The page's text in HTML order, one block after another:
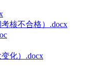
核不合格）.docx
化）.docx